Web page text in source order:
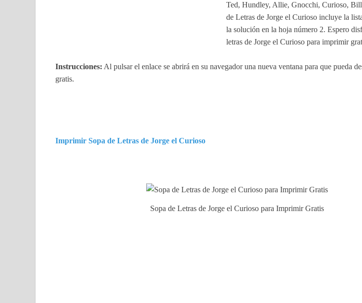
Ted, Hundley, Allie, Gnocchi, Curioso,
de Letras de Jorge el Curioso incluye la
la solución en la hoja número 2. Espero
letras de Jorge el Curioso para imprimir
Instrucciones: Al pulsar el enlace se abrirá en su navegador una nueva ventana para que pueda
gratis.
Imprimir Sopa de Letras de Jorge el Curioso
Sopa de Letras de Jorge el Curioso para Imprimir Gratis